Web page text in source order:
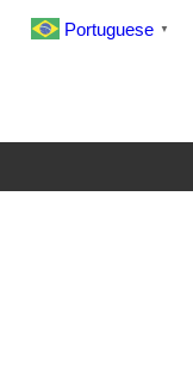
Portuguese ▼